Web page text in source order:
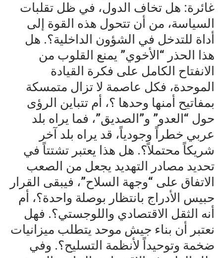
غائرة: هل تخاف الدول، في ظل تقلبات
السياسة، من أن تتحول هذه القوة إلى
أداة للتدخل في الشؤون الداخلية؟. هل
هذا الحذر “الأخوي” يمنع القلوب من
الانفتاح الكامل على فكرة القيادة
الموحدة، فكل عاصمة لا تزال متمسكة
بمفاتيح أمنها وحدها ؟، أم تتباين الرؤى
حول “العدو” و”الصديق”، فما يراه بلد
عربي خطراً وجودياً، قد يراه بلد آخر
شريكاً محتملاً؟. هل هذا يعتبر تشتتاً في
تحديد مصادر التهديد يجعل من الصعب
الاتفاق على “وجهة السلاح”، فيبقى القرار
حبيس الأدراج بانتظار بوصلة واحدة؟، أم
أنه الثقل الاقتصادي واللوجستي؟. فهل
نعتبر أن بناء جيش موحد يتطلب ميزانيات
ضخمة وتوحيداً لأنظمة التسليح؟. وفي